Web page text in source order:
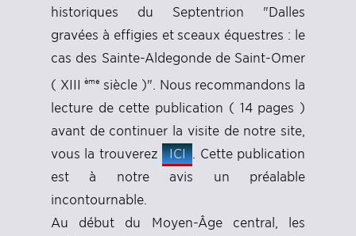
historiques du Septentrion "Dalles
gravées à effigies et sceaux équestres : le
cas des Sainte-Aldegonde de Saint-Omer
( XIIIème siècle )". Nous recommandons la
lecture de cette publication ( 14 pages )
avant de continuer la visite de notre site,
vous la trouverezICI
. Cette publication
est à notre avis un préalable
incontournable.
Au début du Moyen-Âge central, les